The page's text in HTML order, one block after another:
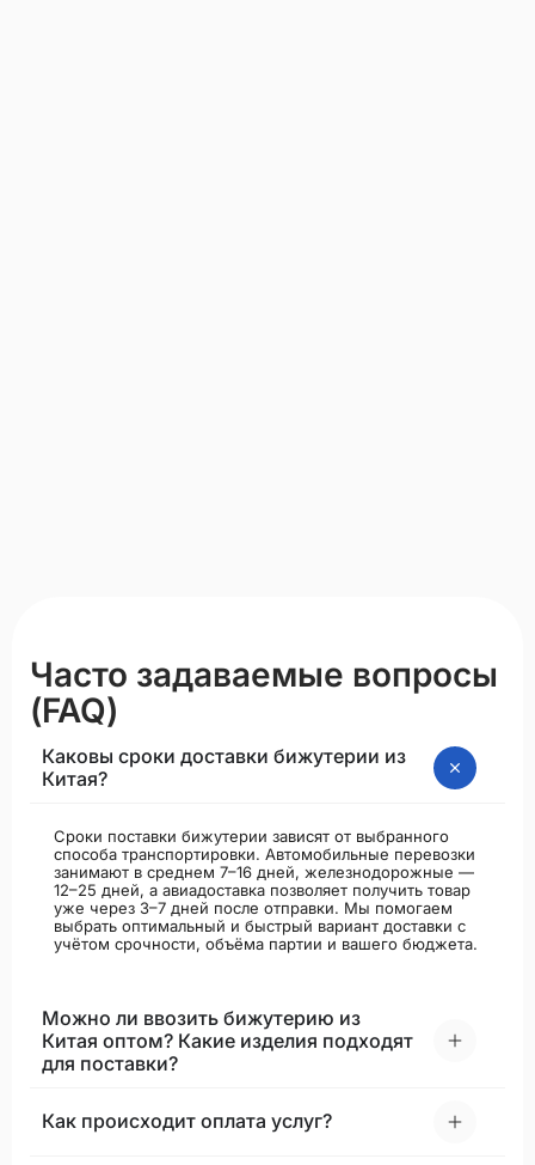
Часто задаваемые вопросы
(FAQ)
Каковы сроки доставки бижутерии из
Китая?
Сроки поставки бижутерии зависят от выбранного
способа транспортировки. Автомобильные перевозки
занимают в среднем 7–16 дней, железнодорожные —
12–25 дней, а авиадоставка позволяет получить товар
уже через 3–7 дней после отправки. Мы помогаем
выбрать оптимальный и быстрый вариант доставки с
учётом срочности, объёма партии и вашего бюджета.
Можно ли ввозить бижутерию из
Китая оптом? Какие изделия подходят
для поставки?
Как происходит оплата услуг?